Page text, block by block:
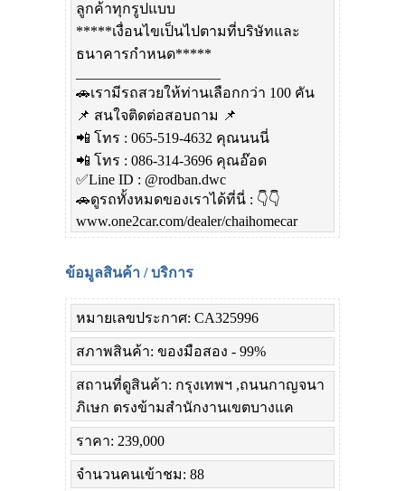
ลูกค้าทุกรูปแบบ
*****เงื่อนไขเป็นไปตามที่บริษัทและ
ธนาคารกำหนด*****
🚗เรามีรถสวยให้ท่านเลือกกว่า 100 คัน
📌 สนใจติดต่อสอบถาม 📌
📲 โทร : 065-519-4632 คุณนนนี่
📲 โทร : 086-314-3696 คุณอ๊อด
✅Line ID : @rodban.dwc​
🚗ดูรถทั้งหมดของเราได้ที่นี่ : 👇👇
www.one2car.com/dealer/chaihomecar
ข้อมูลสินค้า / บริการ
หมายเลขประกาศ: CA325996
สภาพสินค้า: ของมือสอง - 99%
สถานที่ดูสินค้า: กรุงเทพฯ ,ถนนกาญจนา
ภิเษก ตรงข้ามสำนักงานเขตบางแค
ราคา: 239,000
จำนวนคนเข้าชม: 88